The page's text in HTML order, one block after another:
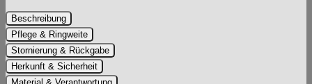
Beschreibung
Pflege & Ringweite
Stornierung & Rückgabe
Herkunft & Sicherheit